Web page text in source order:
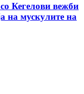
Кегелови вежби
на мускулите на